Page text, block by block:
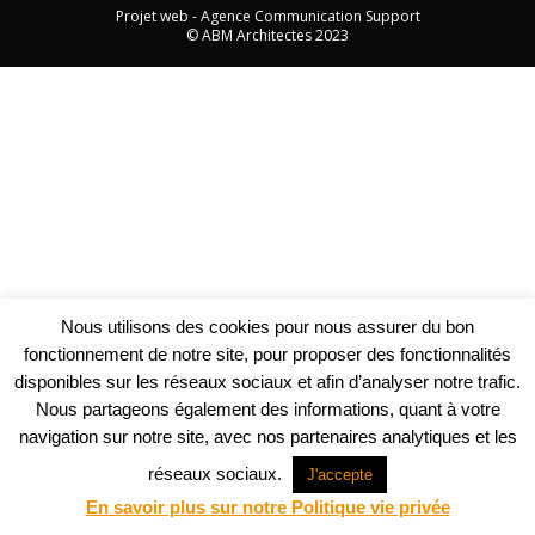
Projet web -Agence Communication Support
© ABM Architectes 2023
Nous utilisons des cookies pour nous assurer du bon
fonctionnement de notre site, pour proposer des fonctionnalités
disponibles sur les réseaux sociaux et afin d’analyser notre trafic.
Nous partageons également des informations, quant à votre
navigation sur notre site, avec nos partenaires analytiques et les
réseaux sociaux.
J'accepte
En savoir plus sur notre Politique vie privée